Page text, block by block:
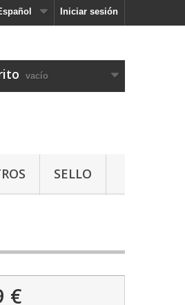
Iniciar sesión
vacío
SELLO
€